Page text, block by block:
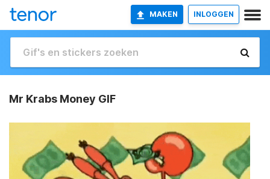
MAKEN INLOGGEN
Mr Krabs Money GIF